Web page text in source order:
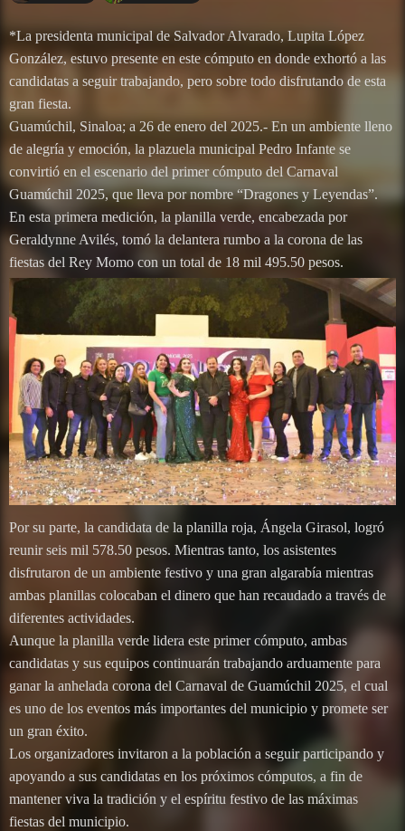
*La presidenta municipal de Salvador Alvarado, Lupita López
González, estuvo presente en este cómputo en donde exhortó a las
candidatas a seguir trabajando, pero sobre todo disfrutando de esta
gran fiesta.
Guamúchil, Sinaloa; a 26 de enero del 2025.- En un ambiente lleno
de alegría y emoción, la plazuela municipal Pedro Infante se
convirtió en el escenario del primer cómputo del Carnaval
Guamúchil 2025, que lleva por nombre “Dragones y Leyendas”.
En esta primera medición, la planilla verde, encabezada por
Geraldynne Avilés, tomó la delantera rumbo a la corona de las
fiestas del Rey Momo con un total de 18 mil 495.50 pesos.
Por su parte, la candidata de la planilla roja, Ángela Girasol, logró
reunir seis mil 578.50 pesos. Mientras tanto, los asistentes
disfrutaron de un ambiente festivo y una gran algarabía mientras
ambas planillas colocaban el dinero que han recaudado a través de
diferentes actividades.
Aunque la planilla verde lidera este primer cómputo, ambas
candidatas y sus equipos continuarán trabajando arduamente para
ganar la anhelada corona del Carnaval de Guamúchil 2025, el cual
es uno de los eventos más importantes del municipio y promete ser
un gran éxito.
Los organizadores invitaron a la población a seguir participando y
apoyando a sus candidatas en los próximos cómputos, a fin de
mantener viva la tradición y el espíritu festivo de las máximas
fiestas del municipio.